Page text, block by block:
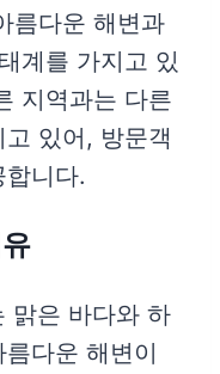
름다운 해변과
계를 가지고 있
지역과는 다른
있어, 방문객
니다.
맑은 바다와 하
다운 해변이